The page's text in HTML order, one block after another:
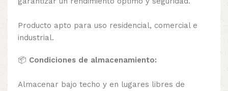
Producto apto para uso residencial, comercial e
industrial.
📦 Condiciones de almacenamiento:
Almacenar bajo techo y en lugares libres de